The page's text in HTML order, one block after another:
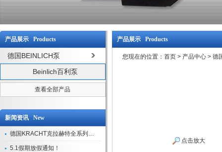
产品展示 Products
德国BEINLICH泵
Beinlich百利泵
查看全部产品
新闻资讯 New
德国KRACHT克拉赫特全系列现货库存
5.1假期放假通知！
产品展示 Products
您现在的位置： 首页 > 产品中心 > 德
点击放大